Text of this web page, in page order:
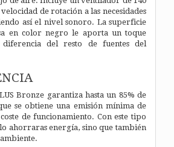
de rotación a las necesidades
así el nivel sonoro. La superficie
en color negro le aporta un toque
del resto de fuentes del
Bronze garantiza hasta un 85% de
se obtiene una emisión mínima de
de funcionamiento. Con este tipo
ahorraras energía, sino que también